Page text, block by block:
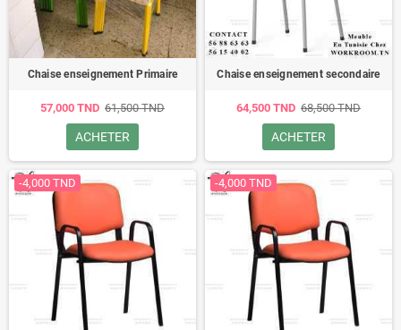
Chaise enseignement Primaire
57,000 TND 61,500 TND
ACHETER
Chaise enseignement secondaire
64,500 TND 68,500 TND
ACHETER
-4,000 TND -4,000 TND